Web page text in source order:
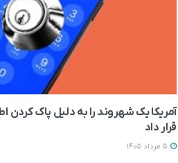
آمریکا یک شهروند را به‌ دلیل پاک کردن
قرار داد